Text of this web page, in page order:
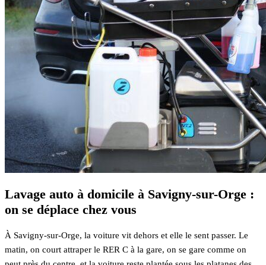
Lavage auto à domicile à Savigny-sur-Orge :
on se déplace chez vous
À Savigny-sur-Orge, la voiture vit dehors et elle le sent passer. Le
matin, on court attraper le RER C à la gare, on se gare comme on